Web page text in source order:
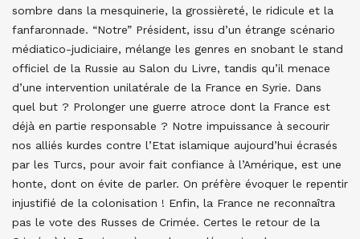
sombre dans la mesquinerie, la grossièreté, le ridicule et la
fanfaronnade. “Notre” Président, issu d’un étrange scénario
médiatico-judiciaire, mélange les genres en snobant le stand
officiel de la Russie au Salon du Livre, tandis qu’il menace
d’une intervention unilatérale de la France en Syrie. Dans
quel but ? Prolonger une guerre atroce dont la France est
déjà en partie responsable ? Notre impuissance à secourir
nos alliés kurdes contre l’Etat islamique aujourd’hui écrasés
par les Turcs, pour avoir fait confiance à l’Amérique, est une
honte, dont on évite de parler. On préfère évoquer le repentir
injustifié de la colonisation ! Enfin, la France ne reconnaîtra
pas le vote des Russes de Crimée. Certes le retour de la